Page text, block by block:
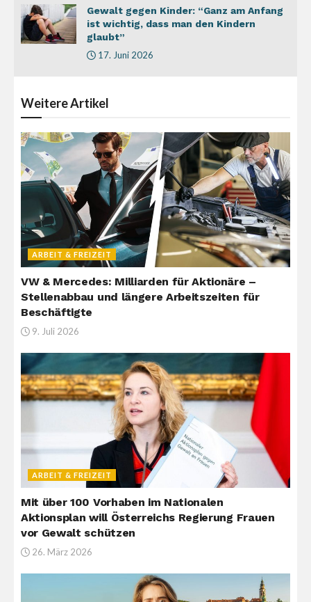
Gewalt gegen Kinder: “Ganz am Anfang
ist wichtig, dass man den Kindern
glaubt”
17. Juni 2026
WeitereArtikel
ARBEIT & FREIZEIT
VW & Mercedes: Milliarden für Aktionäre –
Stellenabbau und längere Arbeitszeiten für
Beschäftigte
9. Juli 2026
ARBEIT & FREIZEIT
Mit über 100 Vorhaben im Nationalen
Aktionsplan will Österreichs Regierung Frauen
vor Gewalt schützen
26. März 2026